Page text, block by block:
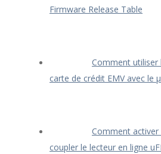
Firmware Release Table
Comment utiliser
carte de crédit EMV avec le
Comment
coupler le lecteur en ligne